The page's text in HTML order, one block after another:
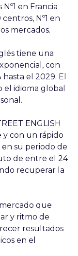
en Francia
Nº1 en
mercados.
tiene una
con
el 2029. El
el idioma global
ENGLISH
y con un rápido
su periodo de
de entre el 24
recuperar la
que
y ritmo de
resultados
en el